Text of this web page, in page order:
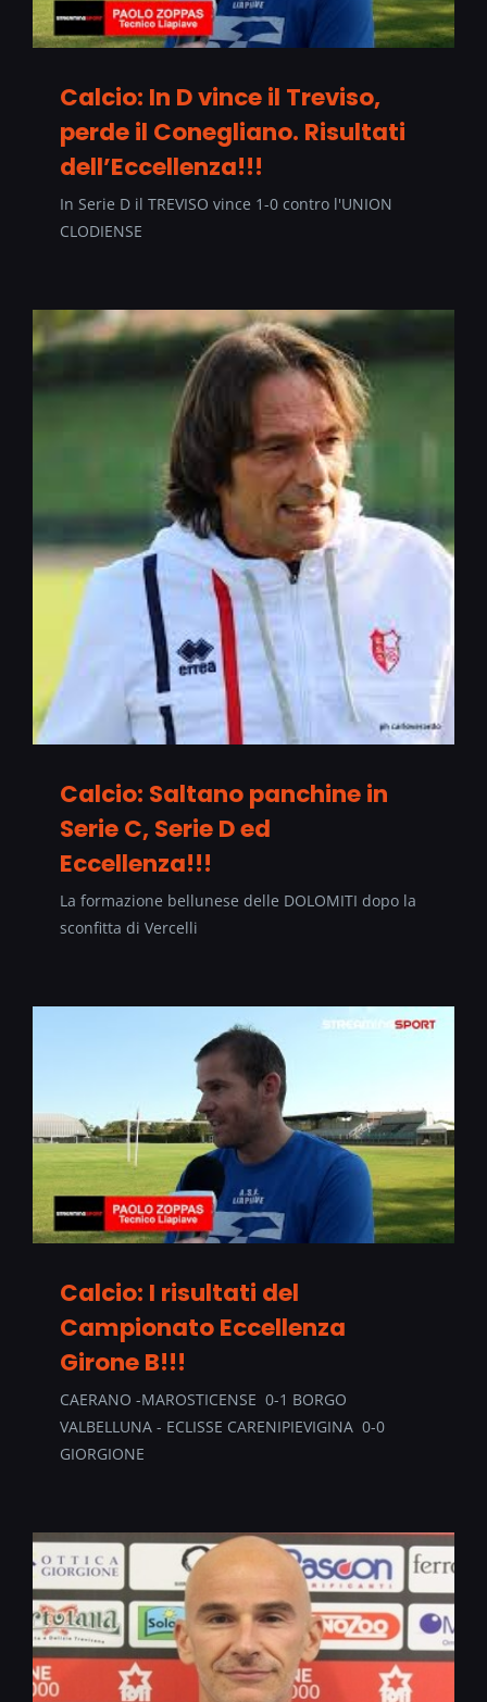
Calcio: In D vince il Treviso,
perde il Conegliano. Risultati
dell’Eccellenza!!!
In Serie D il TREVISO vince 1-0 contro l'UNION
CLODIENSE
Calcio: Saltano panchine in
Serie C, Serie D ed
Eccellenza!!!
La formazione bellunese delle DOLOMITI dopo la
sconfitta di Vercelli
Calcio: I risultati del
Campionato Eccellenza
Girone B!!!
CAERANO -MAROSTICENSE 0-1 BORGO
VALBELLUNA - ECLISSE CARENIPIEVIGINA 0-0
GIORGIONE